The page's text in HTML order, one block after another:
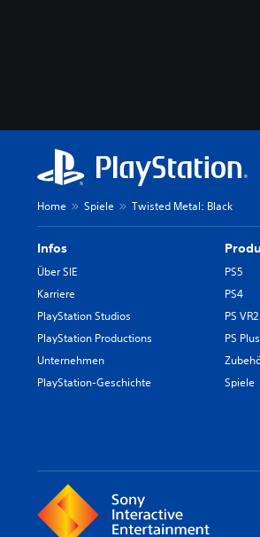
Home Spiele Twisted Metal: Black
Infos
Über SIE
Karriere
PlayStation Studios
PlayStation Productions
Unternehmen
PlayStation-Geschichte
PS5
PS4
PS VR2
PS Plus
Spiele